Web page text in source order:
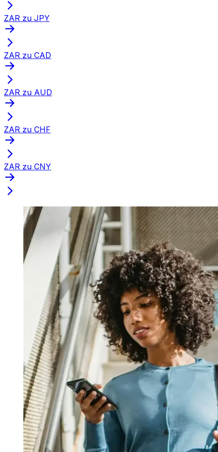
ZAR zu JPY
ZAR zu CAD
ZAR zu AUD
ZAR zu CHF
ZAR zu CNY